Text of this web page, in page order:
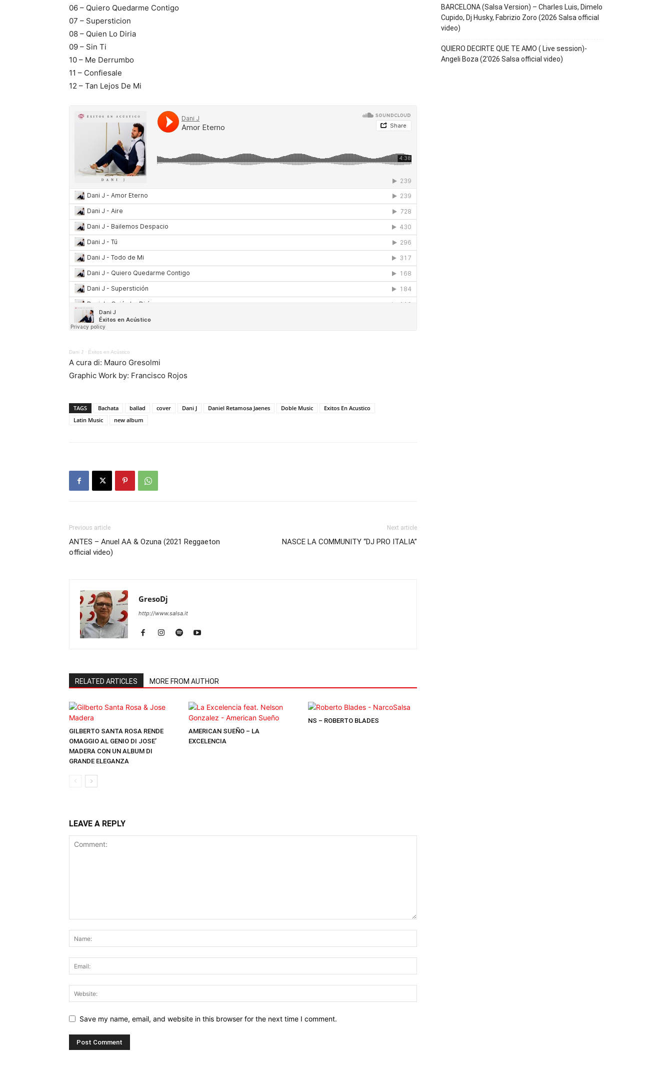
06 – Quiero Quedarme Contigo
07 – Supersticion
08 – Quien Lo Diria
09 – Sin Ti
10 – Me Derrumbo
11 – Confiesale
12 – Tan Lejos De Mi
Dani J · Éxitos en Acústico
A cura di: Mauro Gresolmi
Graphic Work by: Francisco Rojos
TAGS Bachata ballad cover Dani J Daniel Retamosa Jaenes Doble Music
Exitos En Acustico
Latin Music
new album
Previous article
ANTES – Anuel AA & Ozuna (2021 Reggaeton
official video)
Next article
NASCE LA COMMUNITY “DJ PRO ITALIA”
GresoDj
http://www.salsa.it
RELATED ARTICLES MORE FROM AUTHOR
GILBERTO SANTA ROSA RENDE
OMAGGIO AL GENIO DI JOSE’
MADERA CON UN ALBUM DI
GRANDE ELEGANZA
AMERICAN SUEÑO – LA
EXCELENCIA
NS – ROBERTO BLADES
LEAVE A REPLY
Save my name, email, and website in this browser for the next time I comment.
BARCELONA (Salsa Version) – Charles Luis, Dimelo
Cupido, Dj Husky, Fabrizio Zoro (2026 Salsa official
video)
QUIERO DECIRTE QUE TE AMO ( Live session)-
Angeli Boza (2’026 Salsa official video)